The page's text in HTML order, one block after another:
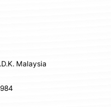
Malaysia